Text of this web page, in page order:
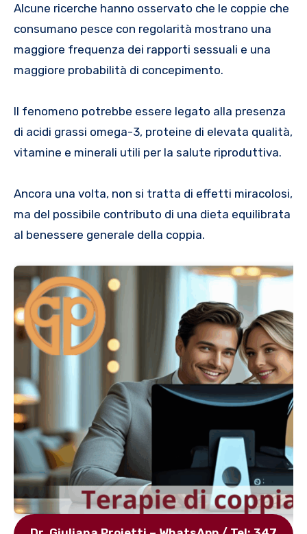
Alcune ricerche hanno osservato che le coppie che
consumano pesce con regolarità mostrano una
maggiore frequenza dei rapporti sessuali e una
maggiore probabilità di concepimento.
Il fenomeno potrebbe essere legato alla presenza
di acidi grassi omega-3, proteine di elevata qualità,
vitamine e minerali utili per la salute riproduttiva.
Ancora una volta, non si tratta di effetti miracolosi,
ma del possibile contributo di una dieta equilibrata
al benessere generale della coppia.